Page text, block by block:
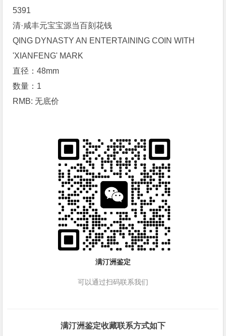
5391
清·咸丰元宝宝源当百刻花钱
QING DYNASTY AN ENTERTAINING COIN WITH
'XIANFENG' MARK
直径：48mm
数量：1
RMB: 无底价
满汀洲鉴定
可以通过扫码联系我们
满汀洲鉴定收藏联系方式如下